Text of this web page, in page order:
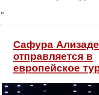
»
Сафура Ализаде
отправляется в
европейское